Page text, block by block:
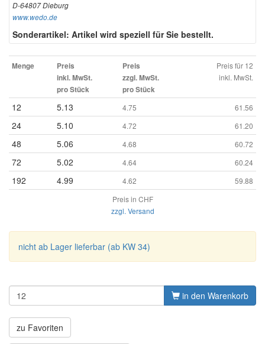
D-64807 Dieburg
www.wedo.de
Sonderartikel: Artikel wird speziell für Sie bestellt.
Menge
Preis
inkl. MwSt.
pro Stück
Preis
zzgl. MwSt.
pro Stück
Preis für 12
inkl. MwSt.
12 5.13 4.75 61.56
24 5.10 4.72 61.20
48 5.06 4.68 60.72
72 5.02 4.64 60.24
192 4.99 4.62
59.88
Preis in CHF
zzgl. Versand
nicht ab Lager lieferbar (ab KW 34)
in den Warenkorb
zu Favoriten